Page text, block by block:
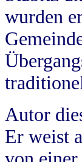
wurden
Autor
Er weist